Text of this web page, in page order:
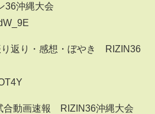
36沖縄大会
返り・感想・ぼやき RIZIN36
合動画速報 RIZIN36沖縄大会